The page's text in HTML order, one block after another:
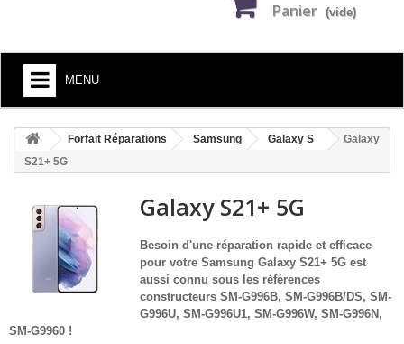
Panier (vide)
MENU
HOME
ACCUEIL
SMARTPHONE ET TABLETTE
DÉPANNAGE INFORMATIQUE À DOMICILE
ASSISTANCE DÉPANNAGE INFORMATIQUE À DISTANCE
ZONE DE DÉPLACEMENT
RÉPARATION DE PC À DOMICILE
Forfait Réparations Samsung Galaxy S
Galaxy
S21+ 5G
Galaxy S21+ 5G
Besoin d'une réparation rapide et efficace
pour votre Samsung Galaxy S21+ 5G est
aussi connu sous les références
constructeurs SM-G996B, SM-G996B/DS, SM-
G996U, SM-G996U1, SM-G996W, SM-G996N,
SM-G9960 !